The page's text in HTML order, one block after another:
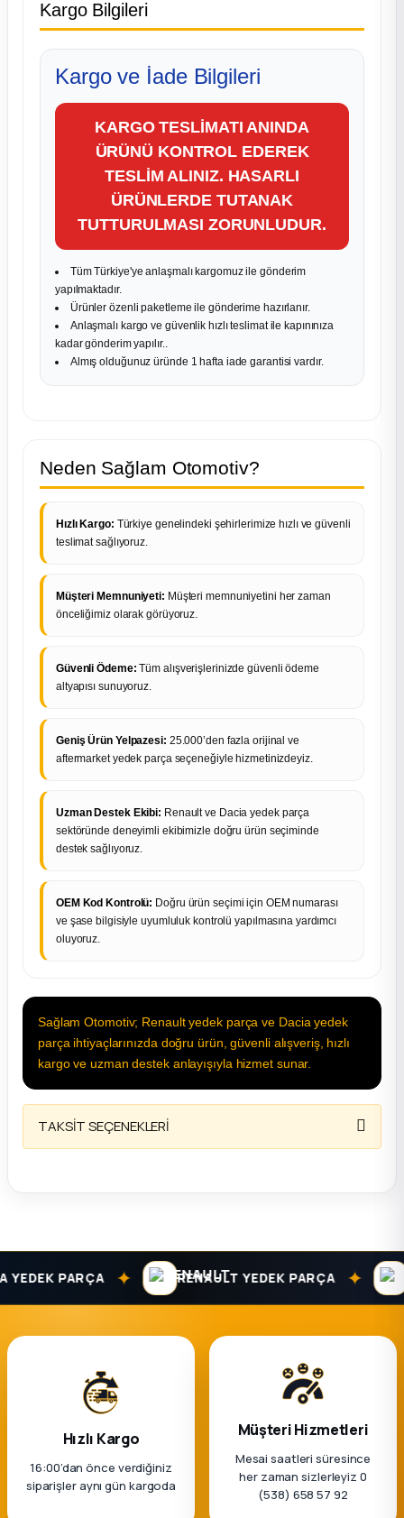
Kargo Bilgileri
Kargo ve İade Bilgileri
KARGO TESLİMATI ANINDA
ÜRÜNÜ KONTROL EDEREK
TESLİM ALINIZ. HASARLI
ÜRÜNLERDE TUTANAK
TUTTURULMASI ZORUNLUDUR.
Tüm Türkiye'ye anlaşmalı kargomuz ile gönderim
yapılmaktadır.
Ürünler özenli paketleme ile gönderime hazırlanır.
Anlaşmalı kargo ve güvenlik hızlı teslimat ile kapınınıza
kadar gönderim yapılır..
Almış olduğunuz üründe 1 hafta iade garantisi vardır.
Neden Sağlam Otomotiv?
Hızlı Kargo: Türkiye genelindeki şehirlerimize hızlı ve güvenli
teslimat sağlıyoruz.
Müşteri Memnuniyeti: Müşteri memnuniyetini her zaman
önceliğimiz olarak görüyoruz.
Güvenli Ödeme: Tüm alışverişlerinizde güvenli ödeme
altyapısı sunuyoruz.
Geniş Ürün Yelpazesi: 25.000’den fazla orijinal ve
aftermarket yedek parça seçeneğiyle hizmetinizdeyiz.
Uzman Destek Ekibi: Renault ve Dacia yedek parça
sektöründe deneyimli ekibimizle doğru ürün seçiminde
destek sağlıyoruz.
OEM Kod Kontrolü: Doğru ürün seçimi için OEM numarası
ve şase bilgisiyle uyumluluk kontrolü yapılmasına yardımcı
oluyoruz.
Sağlam Otomotiv; Renault yedek parça ve Dacia yedek
parça ihtiyaçlarınızda doğru ürün, güvenli alışveriş, hızlı
kargo ve uzman destek anlayışıyla hizmet sunar.
TAKSİT SEÇENEKLERİ
PARÇA ✦ RENAULT YEDEK PARÇA ✦
Hızlı Kargo
16:00’dan önce verdiğiniz
siparişler aynı gün kargoda
Müşteri Hizmetleri
Mesai saatleri süresince
her zaman sizlerleyiz 0
(538) 658 57 92